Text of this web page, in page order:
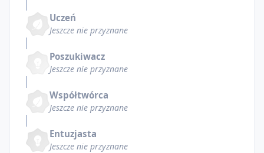
Uczeń
Jeszcze nie przyznane
Poszukiwacz
Jeszcze nie przyznane
Współtwórca
Jeszcze nie przyznane
Entuzjasta
Jeszcze nie przyznane